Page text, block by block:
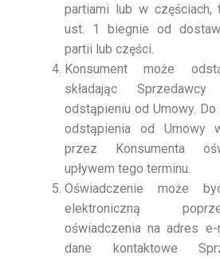
partiami lub w częściach,
ust. 1 biegnie od
partii lub części.
Konsument może
składając
odstąpieniu od Umowy. Do
odstąpienia od Umowy
przez Konsumenta
upływem tego terminu.
Oświadczenie może
elektroniczną
oświadczenia na adres
dane kontaktowe